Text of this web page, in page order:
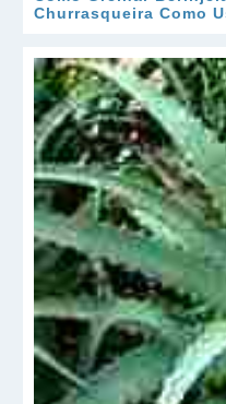
Churrasqueira Como